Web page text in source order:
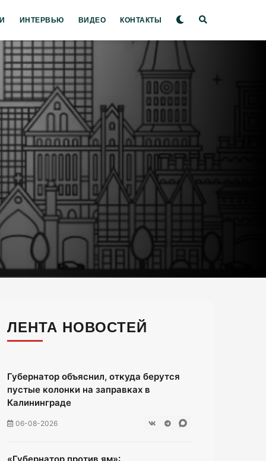
ИНТЕРВЬЮ ВИДЕО КОНТАКТЫ
ЛЕНТА НОВОСТЕЙ
Губернатор объяснил, откуда берутся
пустые колонки на заправках в
Калининграде
06-08-2026